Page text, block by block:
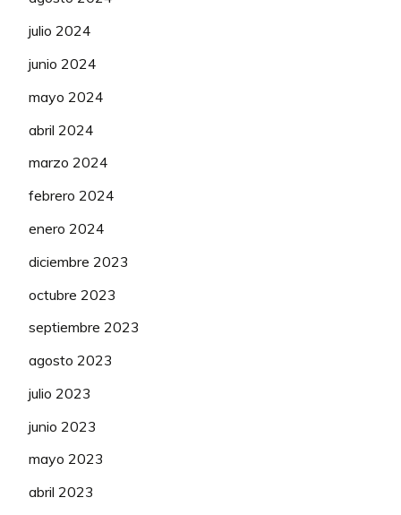
julio 2024
junio 2024
mayo 2024
abril 2024
marzo 2024
febrero 2024
enero 2024
diciembre 2023
octubre 2023
septiembre 2023
agosto 2023
julio 2023
junio 2023
mayo 2023
abril 2023